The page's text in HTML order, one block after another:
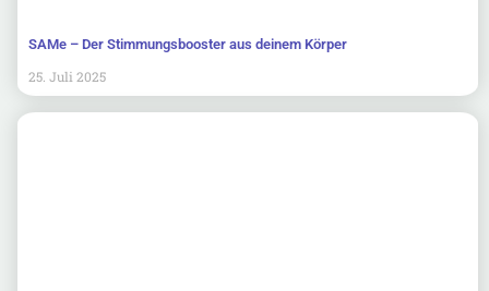
SAMe – Der Stimmungsbooster aus deinem Körper
25. Juli 2025